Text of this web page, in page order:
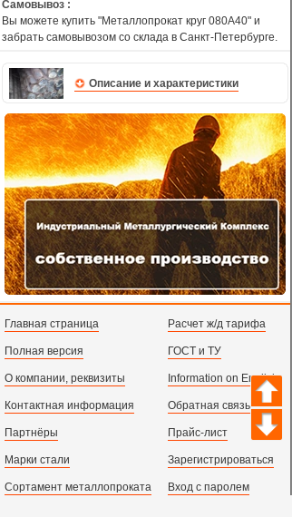
Самовывоз :
Вы можете купить "Металлопрокат круг 080A40" и
забрать самовывозом со склада в Санкт-Петербурге.
Описание и характеристики
Главная страница
Полная версия
О компании, реквизиты
Контактная информация
Партнёры
Марки стали
Сортамент металлопроката
Расчет ж/д тарифа
ГОСТ и ТУ
Information on English
Обратная связь
Прайс-лист
Зарегистрироваться
Вход с паролем